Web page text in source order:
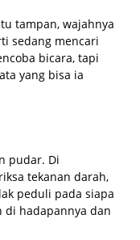
tampan, wajahnya
sedang mencari
bicara, tapi
yang bisa ia
pudar. Di
tekanan darah,
peduli pada siapa
hadapannya dan